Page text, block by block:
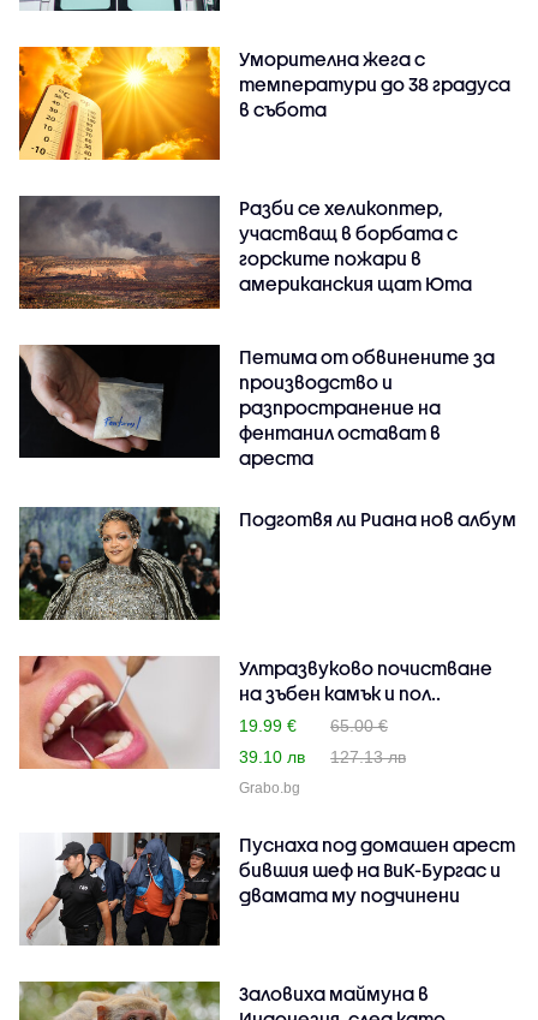
Уморителна жега с
температури до 38 градуса
в събота
Разби се хеликоптер,
участващ в борбата с
горските пожари в
американския щат Юта
Петима от обвинените за
производство и
разпространение на
фентанил остават в
ареста
Подготвя ли Риана нов албум
Ултразвуково почистване
на зъбен камък и пол..
19.99 €
65.00 €
39.10 лв
127.13 лв
Grabo.bg
Пуснаха под домашен арест
бившия шеф на ВиК-Бургас и
двамата му подчинени
Заловиха маймуна в